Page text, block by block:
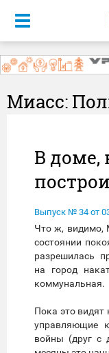
Меню
Миасс:
В доме,
Выпуск № 34 от
Что ж, видимо,
состоянии
разрешилась
на город
коммунальная.
Пока это видят
управляющие
войны (друг с